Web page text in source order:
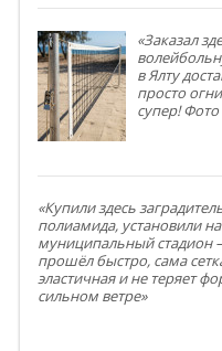
«Заказал
в Ялту
просто
супер!
«Купили здесь
полиамида, установили на
муниципальный стадион
прошёл быстро, сама
эластичная и не теряет
сильном ветре»